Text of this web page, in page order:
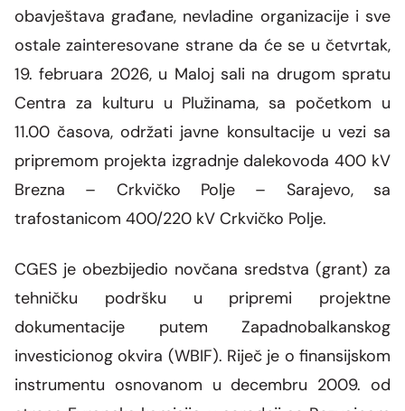
Energetska zajednica
Med-TSO
Dalekovodna mreža
Priključenje na prenosnu mrežu
Naše kompanije
CGES i životna sredina
Organizaciona šema
Skupština akcionara
Vlasnička struktura
Vijesti i događaji
Foto
Video
Međunarodni propisi
Zakoni
Podzakonski akti
Regulatorni okvir
Zaštita podataka o ličnosti
Slobodan pristup informacijama
Razvoj sistema
obavještava građane, nevladine organizacije i sve
ostale zainteresovane strane da će se u četvrtak,
19. februara 2026, u Maloj sali na drugom spratu
Centra za kulturu u Plužinama, sa početkom u
11.00 časova, održati javne konsultacije u vezi sa
pripremom projekta izgradnje dalekovoda 400 kV
Brezna – Crkvičko Polje – Sarajevo, sa
trafostanicom 400/220 kV Crkvičko Polje.
CGES je obezbijedio novčana sredstva (grant) za
tehničku podršku u pripremi projektne
dokumentacije putem Zapadnobalkanskog
investicionog okvira (WBIF). Riječ je o finansijskom
instrumentu osnovanom u decembru 2009. od